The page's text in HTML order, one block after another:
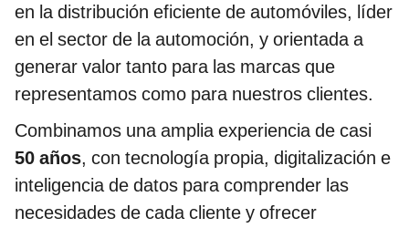
en la distribución eficiente de automóviles, líder
en el sector de la automoción, y orientada a
generar valor tanto para las marcas que
representamos como para nuestros clientes.
Combinamos una amplia experiencia de casi
50 años, con tecnología propia, digitalización e
inteligencia de datos para comprender las
necesidades de cada cliente y ofrecer